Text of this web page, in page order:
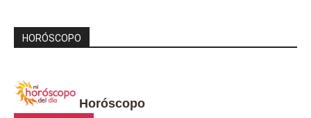
HORÓSCOPO
Horóscopo